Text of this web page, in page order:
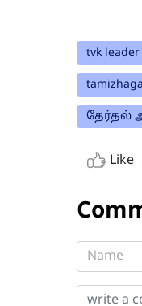
tvk leader
Like